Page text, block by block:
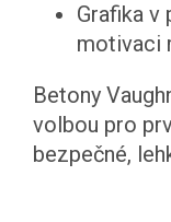
Grafika v
motivaci
Betony
volbou pro
bezpečné,